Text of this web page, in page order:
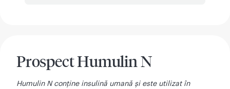
Prospect Humulin N
Humulin N conține insulină umană și este utilizat în